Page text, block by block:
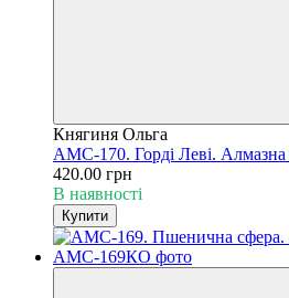
Княгиня Ольга
АМС-170. Горді Леві. Алмазна
420.00 грн
В наявності
Купити